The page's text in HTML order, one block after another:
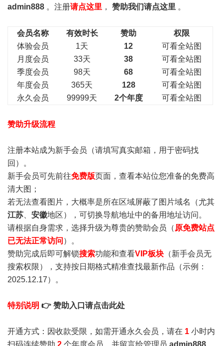
admin888 。注册请点这里 ， 赞助我们请点这里 。
会员名称 有效时长 赞助
权限
体验会员
1天 12
可看全站图
月度会员
33天 38
可看全站图
季度会员
98天 68
可看全站图
年度会员
365天 128
可看全站图
永久会员
99999天 2个年度 可看全站图
赞助升级流程
注册本站成为新手会员 （请填写真实邮箱，用于密码找
回）。
新手会员可先前往免费版页面，查看本站位您准备的免费高
清大图；
若无法查看图片，大概率是所在区域屏蔽了图片域名（尤其
江苏
安徽地区），可切换导航地址中的备用地址访问。
请根据自身需求，选择升级为尊贵的赞助会员（ 原免费站点
已无法正常访问 ）。
赞助完成后即可解锁搜索功能和查看VIP板块 （新手会员无
搜索权限），支持按日期格式精准查找最新作品（示例：
2025.12.17）。
特别说明 👉 赞助入口请点击此处
开通方式：因收款受限，如需开通永久会员，请在 1 小时内
扫码连续赞助 2 个年度会员，并留言给管理员 admin888